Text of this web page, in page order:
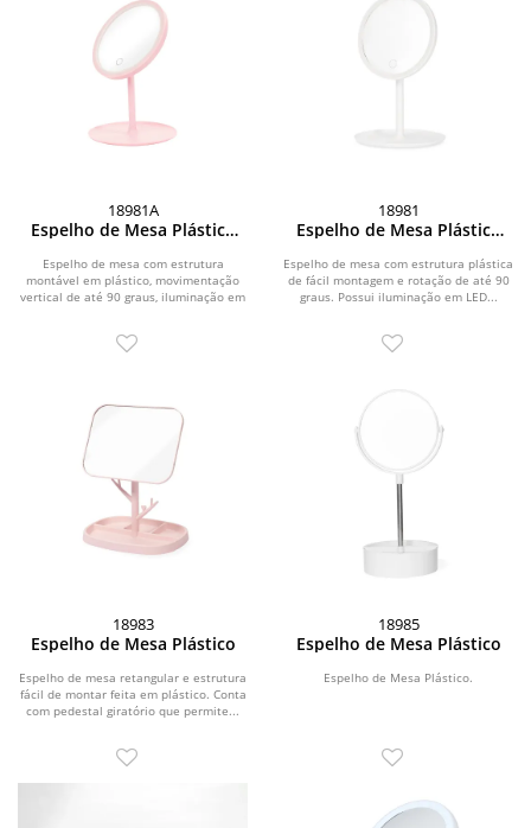
18981A
Espelho de Mesa Plástico
Espelho de mesa com estrutura
montável em plástico, movimentação
vertical de até 90 graus, iluminação em
18981
Espelho de Mesa Plástico
Espelho de mesa com estrutura plástica
de fácil montagem e rotação de até 90
graus. Possui iluminação em LED...
18983
Espelho de Mesa Plástico
Espelho de mesa retangular e estrutura
fácil de montar feita em plástico. Conta
com pedestal giratório que permite...
18985
Espelho de Mesa Plástico
Espelho de Mesa Plástico.